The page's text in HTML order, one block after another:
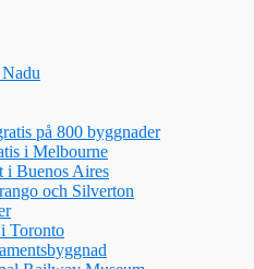
på 800 byggnader
i Melbourne
i Buenos Aires
och Silverton
Toronto